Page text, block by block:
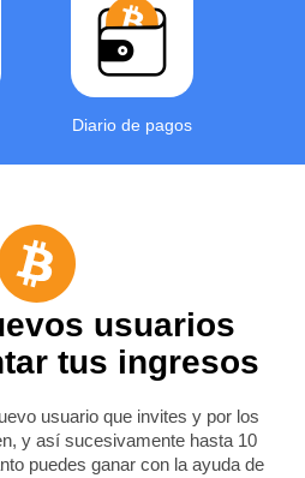
Diario de pagos
usuarios
tus ingresos
usuario que invites y por los
y así sucesivamente hasta 10
puedes ganar con la ayuda de